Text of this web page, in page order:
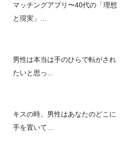
マッチングアプリ〜40代の「理想
と現実」...
男性は本当は手のひらで転がされ
たいと思っ...
キスの時、男性はあなたのどこに
手を置いて...